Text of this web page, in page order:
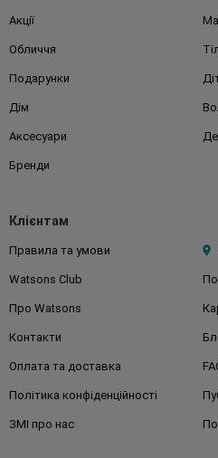
Акції
Обличчя
Подарунки
Дім
Аксесуари
Бренди
Клієнтам
Правила та умови
Watsons Club
Про Watsons
Контакти
Оплата та доставка
Політика конфіденційності
ЗМІ про нас